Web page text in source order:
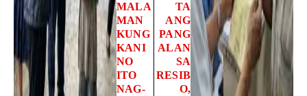
MALA
MAN
KUNG
KANI
NO
ITO
NAG-
TA
ANG
PANG
ALAN
SA
RESIB
O,